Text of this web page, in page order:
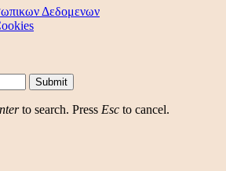
Δεδομενων
Submit
to search. Press Esc to cancel.